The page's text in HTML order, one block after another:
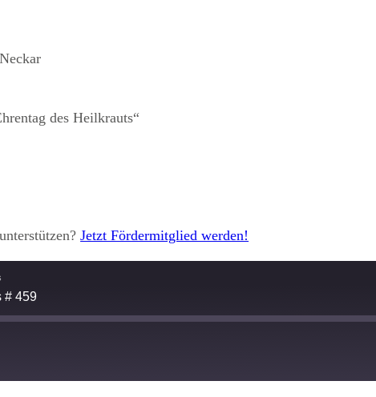
des Heilkrauts“
Jetzt Fördermitglied werden!
# 459